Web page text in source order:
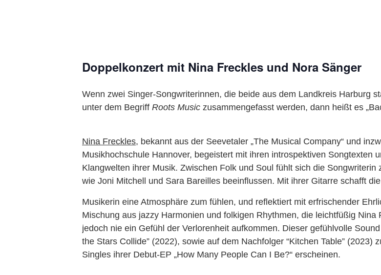
Doppelkonzert mit Nina Freckles und Nora Sänger
Wenn zwei Singer-Songwriterinnen, die beide aus dem Landkreis Harburg
unter dem Begriff Roots Music zusammengefasst werden, dann heißt es
Nina Freckles, bekannt aus der Seevetaler „The Musical Company“ und
Musikhochschule Hannover, begeistert mit ihren introspektiven Songtexten
Klangwelten ihrer Musik. Zwischen Folk und Soul fühlt sich die
wie Joni Mitchell und Sara Bareilles beeinflussen. Mit ihrer Gitarre schafft
Musikerin eine Atmosphäre zum fühlen, und reflektiert mit erfrischender
Mischung aus jazzy Harmonien und folkigen Rhythmen, die leichtfüßig
jedoch nie ein Gefühl der Verlorenheit aufkommen. Dieser gefühlvolle
the Stars Collide” (2022), sowie auf dem Nachfolger “Kitchen Table”
Singles ihrer Debut-EP „How Many People Can I Be?“ erscheinen.